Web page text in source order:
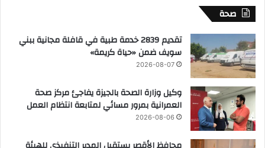
صحة
تقديم 2839 خدمة طبية في قافلة مجانية ببني
سويف ضمن «حياة كريمة»
2026-08-07
وكيل وزارة الصحة بالجيزة يفاجئ مركز صحة
العمرانية بمرور مسائي لمتابعة انتظام العمل
2026-08-06